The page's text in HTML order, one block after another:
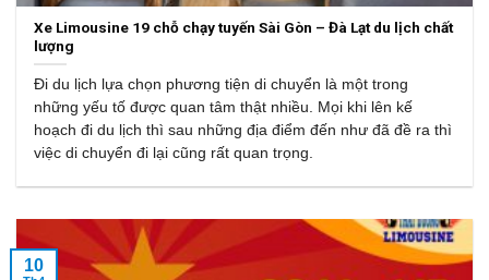
Xe Limousine 19 chỗ chạy tuyến Sài Gòn – Đà Lạt du lịch chất
lượng
Đi du lịch lựa chọn phương tiện di chuyển là một trong
những yếu tố được quan tâm thật nhiều. Mọi khi lên kế
hoạch đi du lịch thì sau những địa điểm đến như đã đề ra thì
việc di chuyển đi lại cũng rất quan trọng.
10